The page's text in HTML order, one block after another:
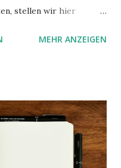
stellen wir hier
MEHR ANZEIGEN